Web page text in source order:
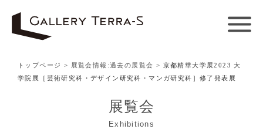
トップページ > 展覧会情報:過去の展覧会 > 京都精華大学展2023 大
学院展［芸術研究科・デザイン研究科・マンガ研究科］修了発表展
展覧会
Exhibitions